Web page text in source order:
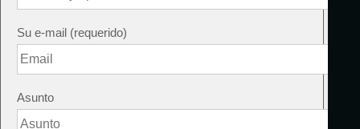
Su e-mail (requerido)
Asunto